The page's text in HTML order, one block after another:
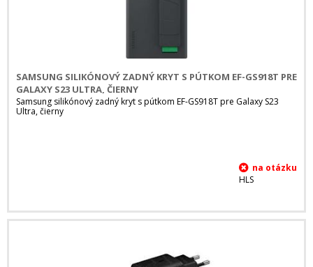
SAMSUNG SILIKÓNOVÝ ZADNÝ KRYT S PÚTKOM EF-GS918T PRE
GALAXY S23 ULTRA, ČIERNY
Samsung silikónový zadný kryt s pútkom EF-GS918T pre Galaxy S23
Ultra, čierny
HLS